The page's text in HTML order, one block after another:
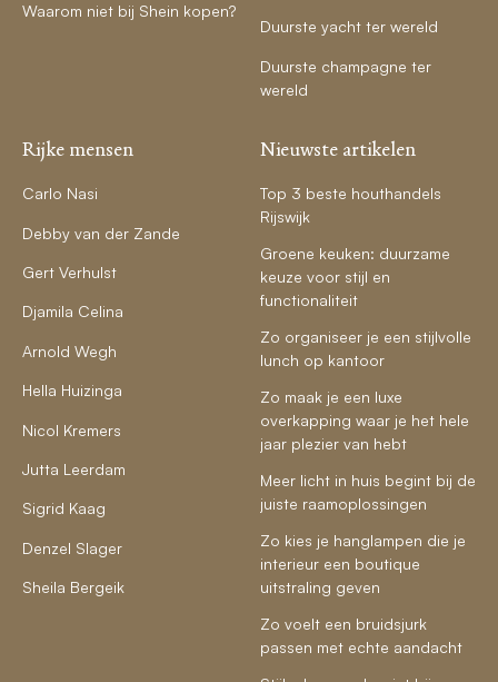
Waarom niet bij Shein kopen?
Duurste yacht ter wereld
Duurste champagne ter
wereld
Rijke mensen
Carlo Nasi
Debby van der Zande
Gert Verhulst
Djamila Celina
Arnold Wegh
Hella Huizinga
Nicol Kremers
Jutta Leerdam
Sigrid Kaag
Denzel Slager
Sheila Bergeik
Nieuwste artikelen
Top 3 beste houthandels
Rijswijk
Groene keuken: duurzame
keuze voor stijl en
functionaliteit
Zo organiseer je een stijlvolle
lunch op kantoor
Zo maak je een luxe
overkapping waar je het hele
jaar plezier van hebt
Meer licht in huis begint bij de
juiste raamoplossingen
Zo kies je hanglampen die je
interieur een boutique
uitstraling geven
Zo voelt een bruidsjurk
passen met echte aandacht